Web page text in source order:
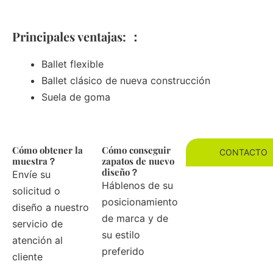
Principales ventajas: ：
Ballet flexible
Ballet clásico de nueva construcción
Suela de goma
Cómo obtener la
muestra？
Envíe su
solicitud o
diseño a nuestro
servicio de
atención al
cliente
Cómo conseguir
zapatos de nuevo
diseño？
Háblenos de su
posicionamiento
de marca y de
su estilo
preferido
CONTACTO